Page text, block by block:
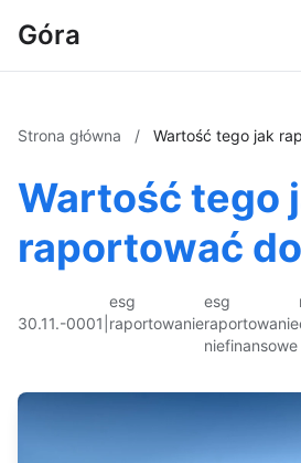
Góra
Strona główna / Wartość tego jak
Wartość tego
raportować do
30.11.-0001
esg
raportowanie
esg
raportowanie
niefinansowe